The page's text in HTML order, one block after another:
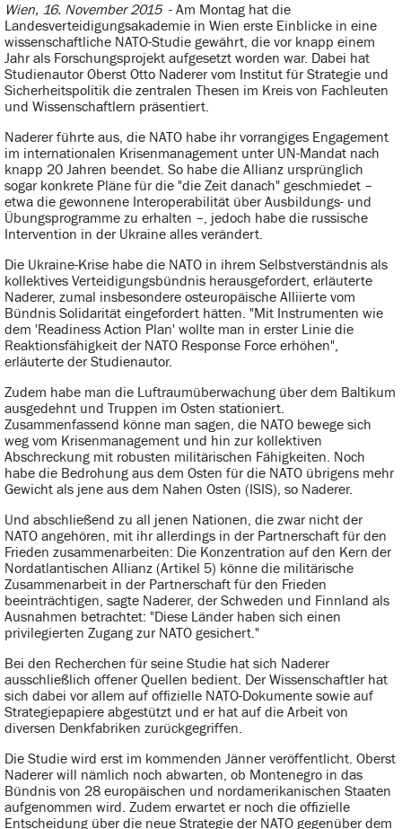
Wien, 16. November 2015 - Am Montag hat die
Landesverteidigungsakademie in Wien erste Einblicke in eine
wissenschaftliche NATO-Studie gewährt, die vor knapp einem
Jahr als Forschungsprojekt aufgesetzt worden war. Dabei hat
Studienautor Oberst Otto Naderer vom Institut für Strategie und
Sicherheitspolitik die zentralen Thesen im Kreis von Fachleuten
und Wissenschaftlern präsentiert.
Naderer führte aus, die NATO habe ihr vorrangiges Engagement
im internationalen Krisenmanagement unter UN-Mandat nach
knapp 20 Jahren beendet. So habe die Allianz ursprünglich
sogar konkrete Pläne für die "die Zeit danach" geschmiedet –
etwa die gewonnene Interoperabilität über Ausbildungs- und
Übungsprogramme zu erhalten –, jedoch habe die russische
Intervention in der Ukraine alles verändert.
Die Ukraine-Krise habe die NATO in ihrem Selbstverständnis als
kollektives Verteidigungsbündnis herausgefordert, erläuterte
Naderer, zumal insbesondere osteuropäische Alliierte vom
Bündnis Solidarität eingefordert hätten. "Mit Instrumenten wie
dem 'Readiness Action Plan' wollte man in erster Linie die
Reaktionsfähigkeit der NATO Response Force erhöhen",
erläuterte der Studienautor.
Zudem habe man die Luftraumüberwachung über dem Baltikum
ausgedehnt und Truppen im Osten stationiert.
Zusammenfassend könne man sagen, die NATO bewege sich
weg vom Krisenmanagement und hin zur kollektiven
Abschreckung mit robusten militärischen Fähigkeiten. Noch
habe die Bedrohung aus dem Osten für die NATO übrigens mehr
Gewicht als jene aus dem Nahen Osten (ISIS), so Naderer.
Und abschließend zu all jenen Nationen, die zwar nicht der
NATO angehören, mit ihr allerdings in der Partnerschaft für den
Frieden zusammenarbeiten: Die Konzentration auf den Kern der
Nordatlantischen Allianz (Artikel 5) könne die militärische
Zusammenarbeit in der Partnerschaft für den Frieden
beeinträchtigen, sagte Naderer, der Schweden und Finnland als
Ausnahmen betrachtet: "Diese Länder haben sich einen
privilegierten Zugang zur NATO gesichert."
Bei den Recherchen für seine Studie hat sich Naderer
ausschließlich offener Quellen bedient. Der Wissenschaftler hat
sich dabei vor allem auf offizielle NATO-Dokumente sowie auf
Strategiepapiere abgestützt und er hat auf die Arbeit von
diversen Denkfabriken zurückgegriffen.
Die Studie wird erst im kommenden Jänner veröffentlicht. Oberst
Naderer will nämlich noch abwarten, ob Montenegro in das
Bündnis von 28 europäischen und nordamerikanischen Staaten
aufgenommen wird. Zudem erwartet er noch die offizielle
Entscheidung über die neue Strategie der NATO gegenüber dem